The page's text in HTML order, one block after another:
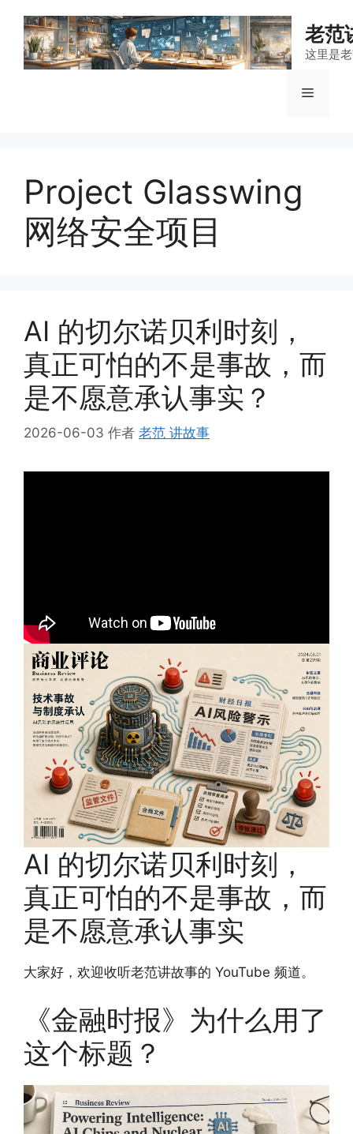
老范
这里是
菜
Project Glasswing
网络安全项目
AI 的切尔诺贝利时刻，
真正可怕的不是事故，而
是不愿意承认事实？
2026-06-03 作者 老范 讲故事
AI 的切尔诺贝利时刻，
真正可怕的不是事故，而
是不愿意承认事实
大家好，欢迎收听老范讲故事的 YouTube 频道。
《金融时报》为什么用了
这个标题？